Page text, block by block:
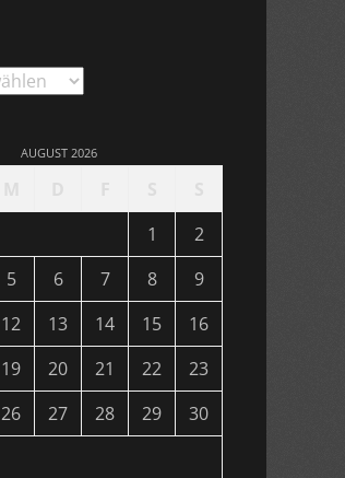
AUGUST 2026
1
2
5 6 7 8
9
12 13 14 15
16
19 20 21 22
23
26 27 28 29
30